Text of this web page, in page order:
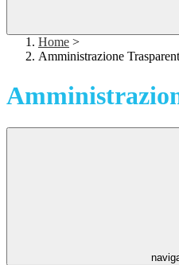
Home >
Amministrazione